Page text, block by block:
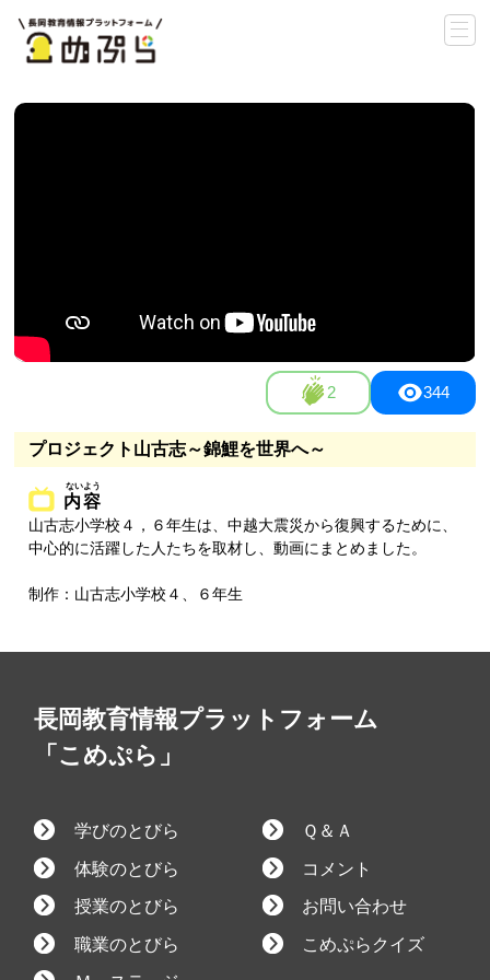
2 344
プロジェクト山古志～錦鯉を世界へ～
内容
山古志小学校４，６年生は、中越大震災から復興するために、
中心的に活躍した人たちを取材し、動画にまとめました。
制作：山古志小学校４、６年生
長岡教育情報プラットフォーム
「こめぷら」
学びのとびら
体験のとびら
授業のとびら
職業のとびら
Ｑ＆Ａ
コメント
お問い合わせ
こめぷらクイズ